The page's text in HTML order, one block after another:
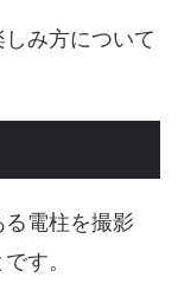
み方について
電柱を撮影
す。